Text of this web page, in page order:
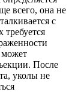
всего, она не
с
может
После
уколы не